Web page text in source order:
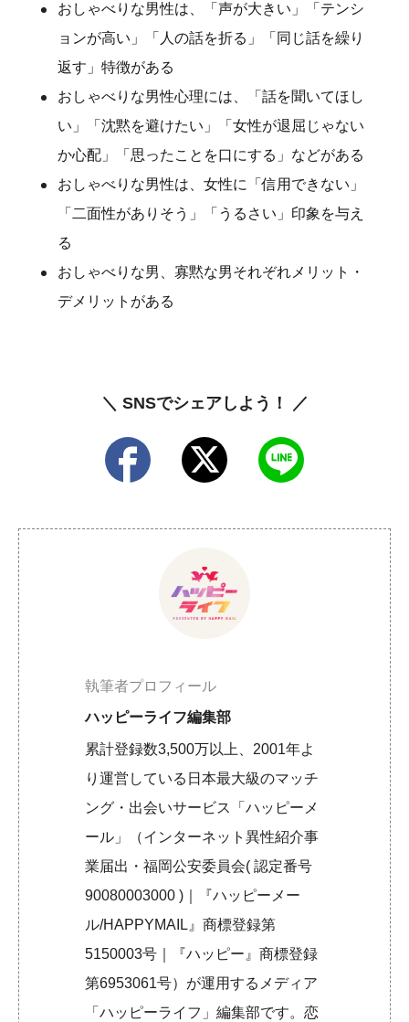
おしゃべりな男性は、「声が大きい」「テンシ
ョンが高い」「人の話を折る」「同じ話を繰り
返す」特徴がある
おしゃべりな男性心理には、「話を聞いてほし
い」「沈黙を避けたい」「女性が退屈じゃない
か心配」「思ったことを口にする」などがある
おしゃべりな男性は、女性に「信用できない」
「二面性がありそう」「うるさい」印象を与え
る
おしゃべりな男、寡黙な男それぞれメリット・
デメリットがある
＼ SNSでシェアしよう！ ／
執筆者プロフィール
ハッピーライフ編集部
累計登録数3,500万以上、2001年よ
り運営している日本最大級のマッチ
ング・出会いサービス「ハッピーメ
ール」（インターネット異性紹介事
業届出・福岡公安委員会( 認定番号
90080003000 )｜『ハッピーメー
ル/HAPPYMAIL』商標登録第
5150003号｜『ハッピー』商標登録
第6953061号）が運用するメディア
「ハッピーライフ」編集部です。恋